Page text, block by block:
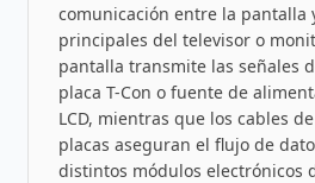
comunicación entre la pantalla
principales del televisor o
pantalla transmite las señales
placa T-Con o fuente de
LCD, mientras que los cables
placas aseguran el flujo de
distintos módulos electrónicos